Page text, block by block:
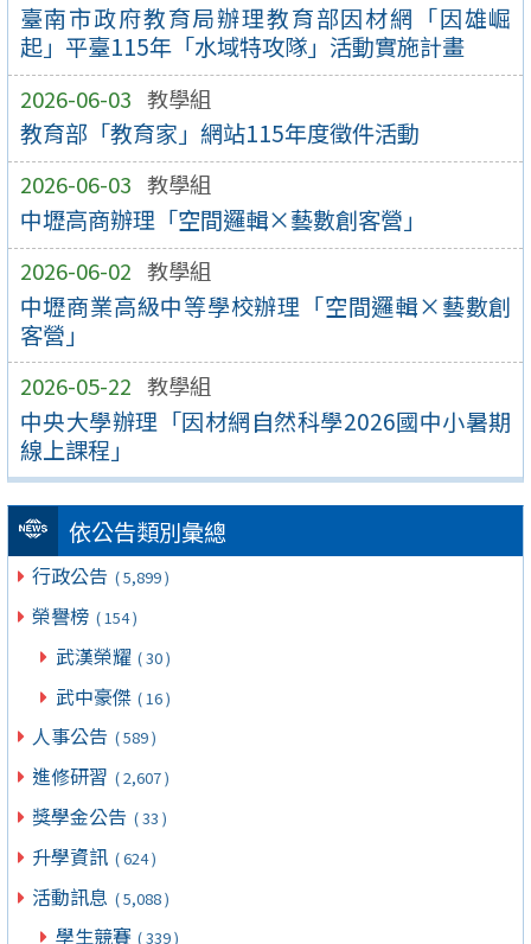
臺南市政府教育局辦理教育部因材網「因雄崛
起」平臺115年「水域特攻隊」活動實施計畫
2026-06-03 教學組
教育部「教育家」網站115年度徵件活動
2026-06-03 教學組
中壢高商辦理「空間邏輯×藝數創客營」
2026-06-02 教學組
中壢商業高級中等學校辦理「空間邏輯×藝數創
客營」
2026-05-22 教學組
中央大學辦理「因材網自然科學2026國中小暑期
線上課程」
依公告類別彙總
行政公告 ( 5,899 )
榮譽榜 ( 154 )
武漢榮耀 ( 30 )
武中豪傑 ( 16 )
人事公告 ( 589 )
進修研習 ( 2,607 )
獎學金公告 ( 33 )
升學資訊 ( 624 )
活動訊息 ( 5,088 )
學生競賽 ( 339 )